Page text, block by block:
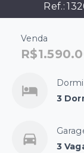
Ref.:
Venda
3
3